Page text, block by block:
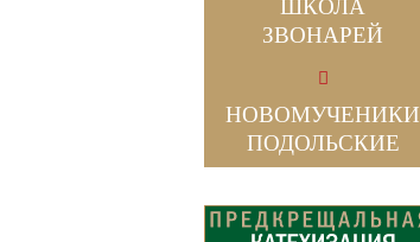
ШКОЛА
ЗВОНАРЕЙ
НОВОМУЧЕНИКИ
ПОДОЛЬСКИЕ